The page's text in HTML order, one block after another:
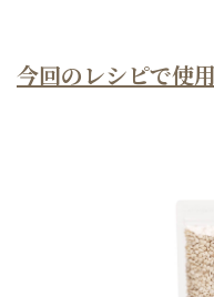
今回のレシピで使